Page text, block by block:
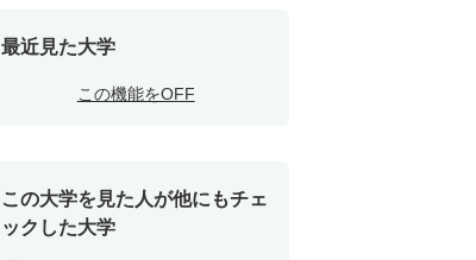
最近見た大学
この機能をOFF
この大学を見た人が他にもチェ
ックした大学